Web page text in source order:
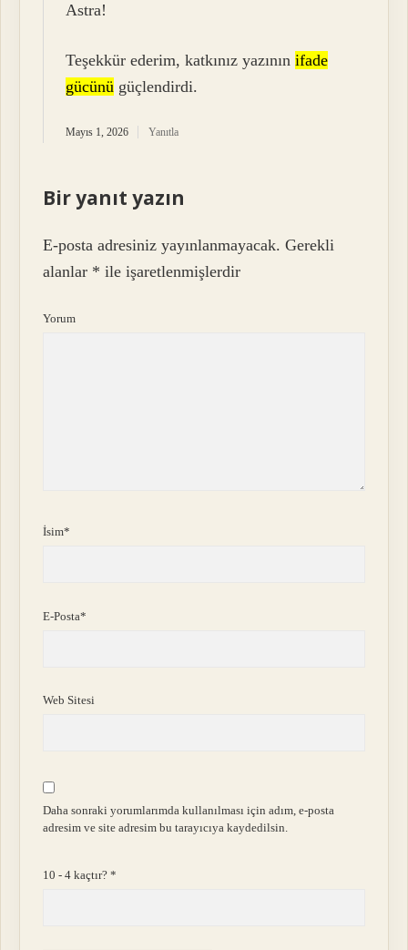
Astra!
Teşekkür ederim, katkınız yazınınifade
gücünü güçlendirdi.
Mayıs 1, 2026 Yanıtla
Bir yanıt yazın
E-posta adresiniz yayınlanmayacak. Gerekli
alanlar * ile işaretlenmişlerdir
Yorum
İsim*
E-Posta*
Web Sitesi
Daha sonraki yorumlarımda kullanılması için adım, e-posta
adresim ve site adresim bu tarayıcıya kaydedilsin.
10 - 4 kaçtır?*